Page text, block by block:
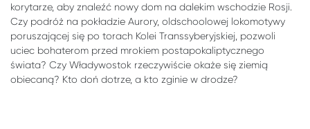
korytarze, aby znaleźć nowy dom na dalekim wschodzie Rosji.
Czy podróż na pokładzie Aurory, oldschoolowej lokomotywy
poruszającej się po torach Kolei Transsyberyjskiej, pozwoli
uciec bohaterom przed mrokiem postapokaliptycznego
świata? Czy Władywostok rzeczywiście okaże się ziemią
obiecaną? Kto doń dotrze, a kto zginie w drodze?